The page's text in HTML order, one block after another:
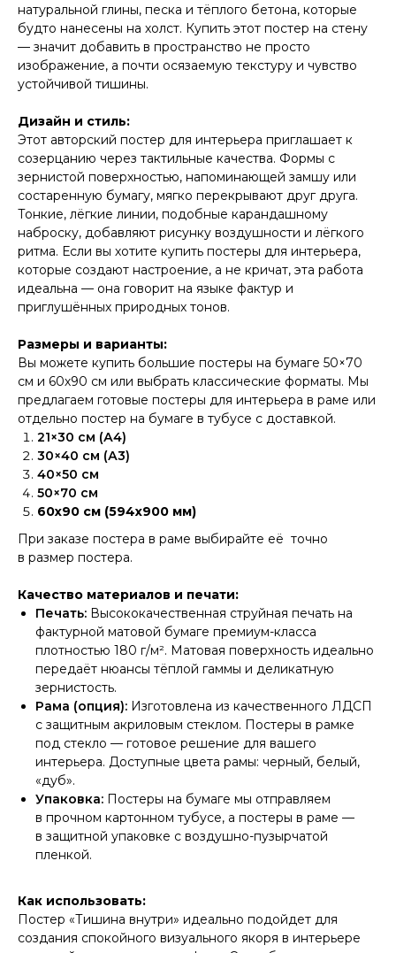
натуральной глины, песка и тёплого бетона, которые
будто нанесены на холст. Купить этот постер на стену
— значит добавить в пространство не просто
изображение, а почти осязаемую текстуру и чувство
устойчивой тишины.
Дизайн и стиль:
Этот авторский постер для интерьера приглашает к
созерцанию через тактильные качества. Формы с
зернистой поверхностью, напоминающей замшу или
состаренную бумагу, мягко перекрывают друг друга.
Тонкие, лёгкие линии, подобные карандашному
наброску, добавляют рисунку воздушности и лёгкого
ритма. Если вы хотите купить постеры для интерьера,
которые создают настроение, а не кричат, эта работа
идеальна — она говорит на языке фактур и
приглушённых природных тонов.
Размеры и варианты:
Вы можете купить большие постеры на бумаге 50×70
см и 60х90 см или выбрать классические форматы. Мы
предлагаем готовые постеры для интерьера в раме или
отдельно постер на бумаге в тубусе с доставкой.
21×30 см (А4)
30×40 см (А3)
40×50 см
50×70 см
60х90 см (594х900 мм)
При заказе постера в раме выбирайте её точно
в размер постера.
Качество материалов и печати:
Печать: Высококачественная струйная печать на
фактурной матовой бумаге премиум-класса
плотностью 180 г/м². Матовая поверхность идеально
передаёт нюансы тёплой гаммы и деликатную
зернистость.
Рама (опция): Изготовлена из качественного ЛДСП
с защитным акриловым стеклом. Постеры в рамке
под стекло — готовое решение для вашего
интерьера. Доступные цвета рамы: черный, белый,
«дуб».
Упаковка: Постеры на бумаге мы отправляем
в прочном картонном тубусе, а постеры в раме —
в защитной упаковке с воздушно-пузырчатой
пленкой.
Как использовать:
Постер «Тишина внутри» идеально подойдет для
создания спокойного визуального якоря в интерьере